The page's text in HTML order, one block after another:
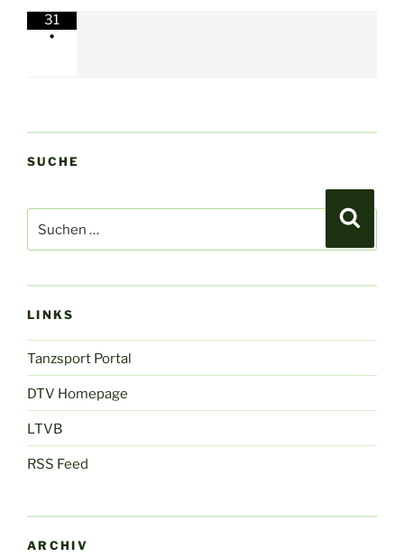
31
•
SUCHE
Suchen
nach:
LINKS
Tanzsport Portal
DTV Homepage
LTVB
RSS Feed
ARCHIV